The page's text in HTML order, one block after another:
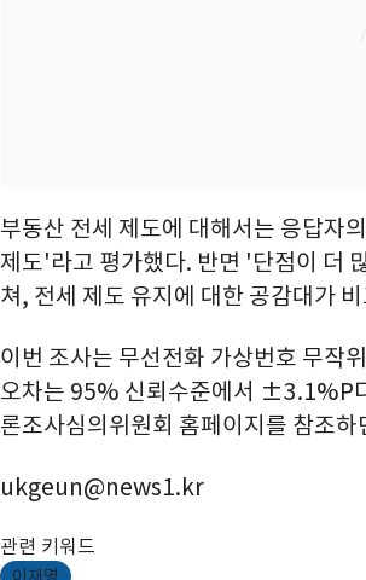
부동산 전세 제도에 대해서는 응답자
제도'라고 평가했다. 반면 '단점이 더
쳐, 전세 제도 유지에 대한 공감대가
이번 조사는 무선전화 가상번호 무작
오차는 95% 신뢰수준에서 ±3.1%P
론조사심의위원회 홈페이지를 참조하
ukgeun@news1.kr
관련 키워드